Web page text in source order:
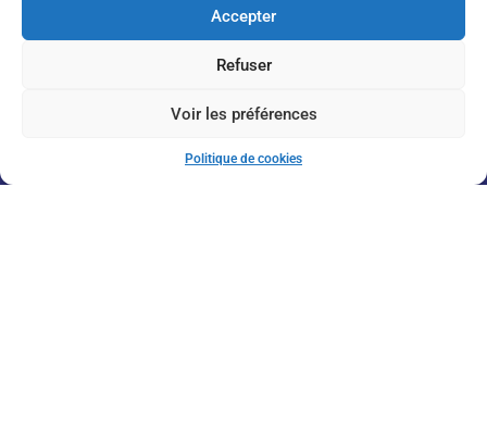
Accepter
Refuser
Voir les préférences
Politique de cookies